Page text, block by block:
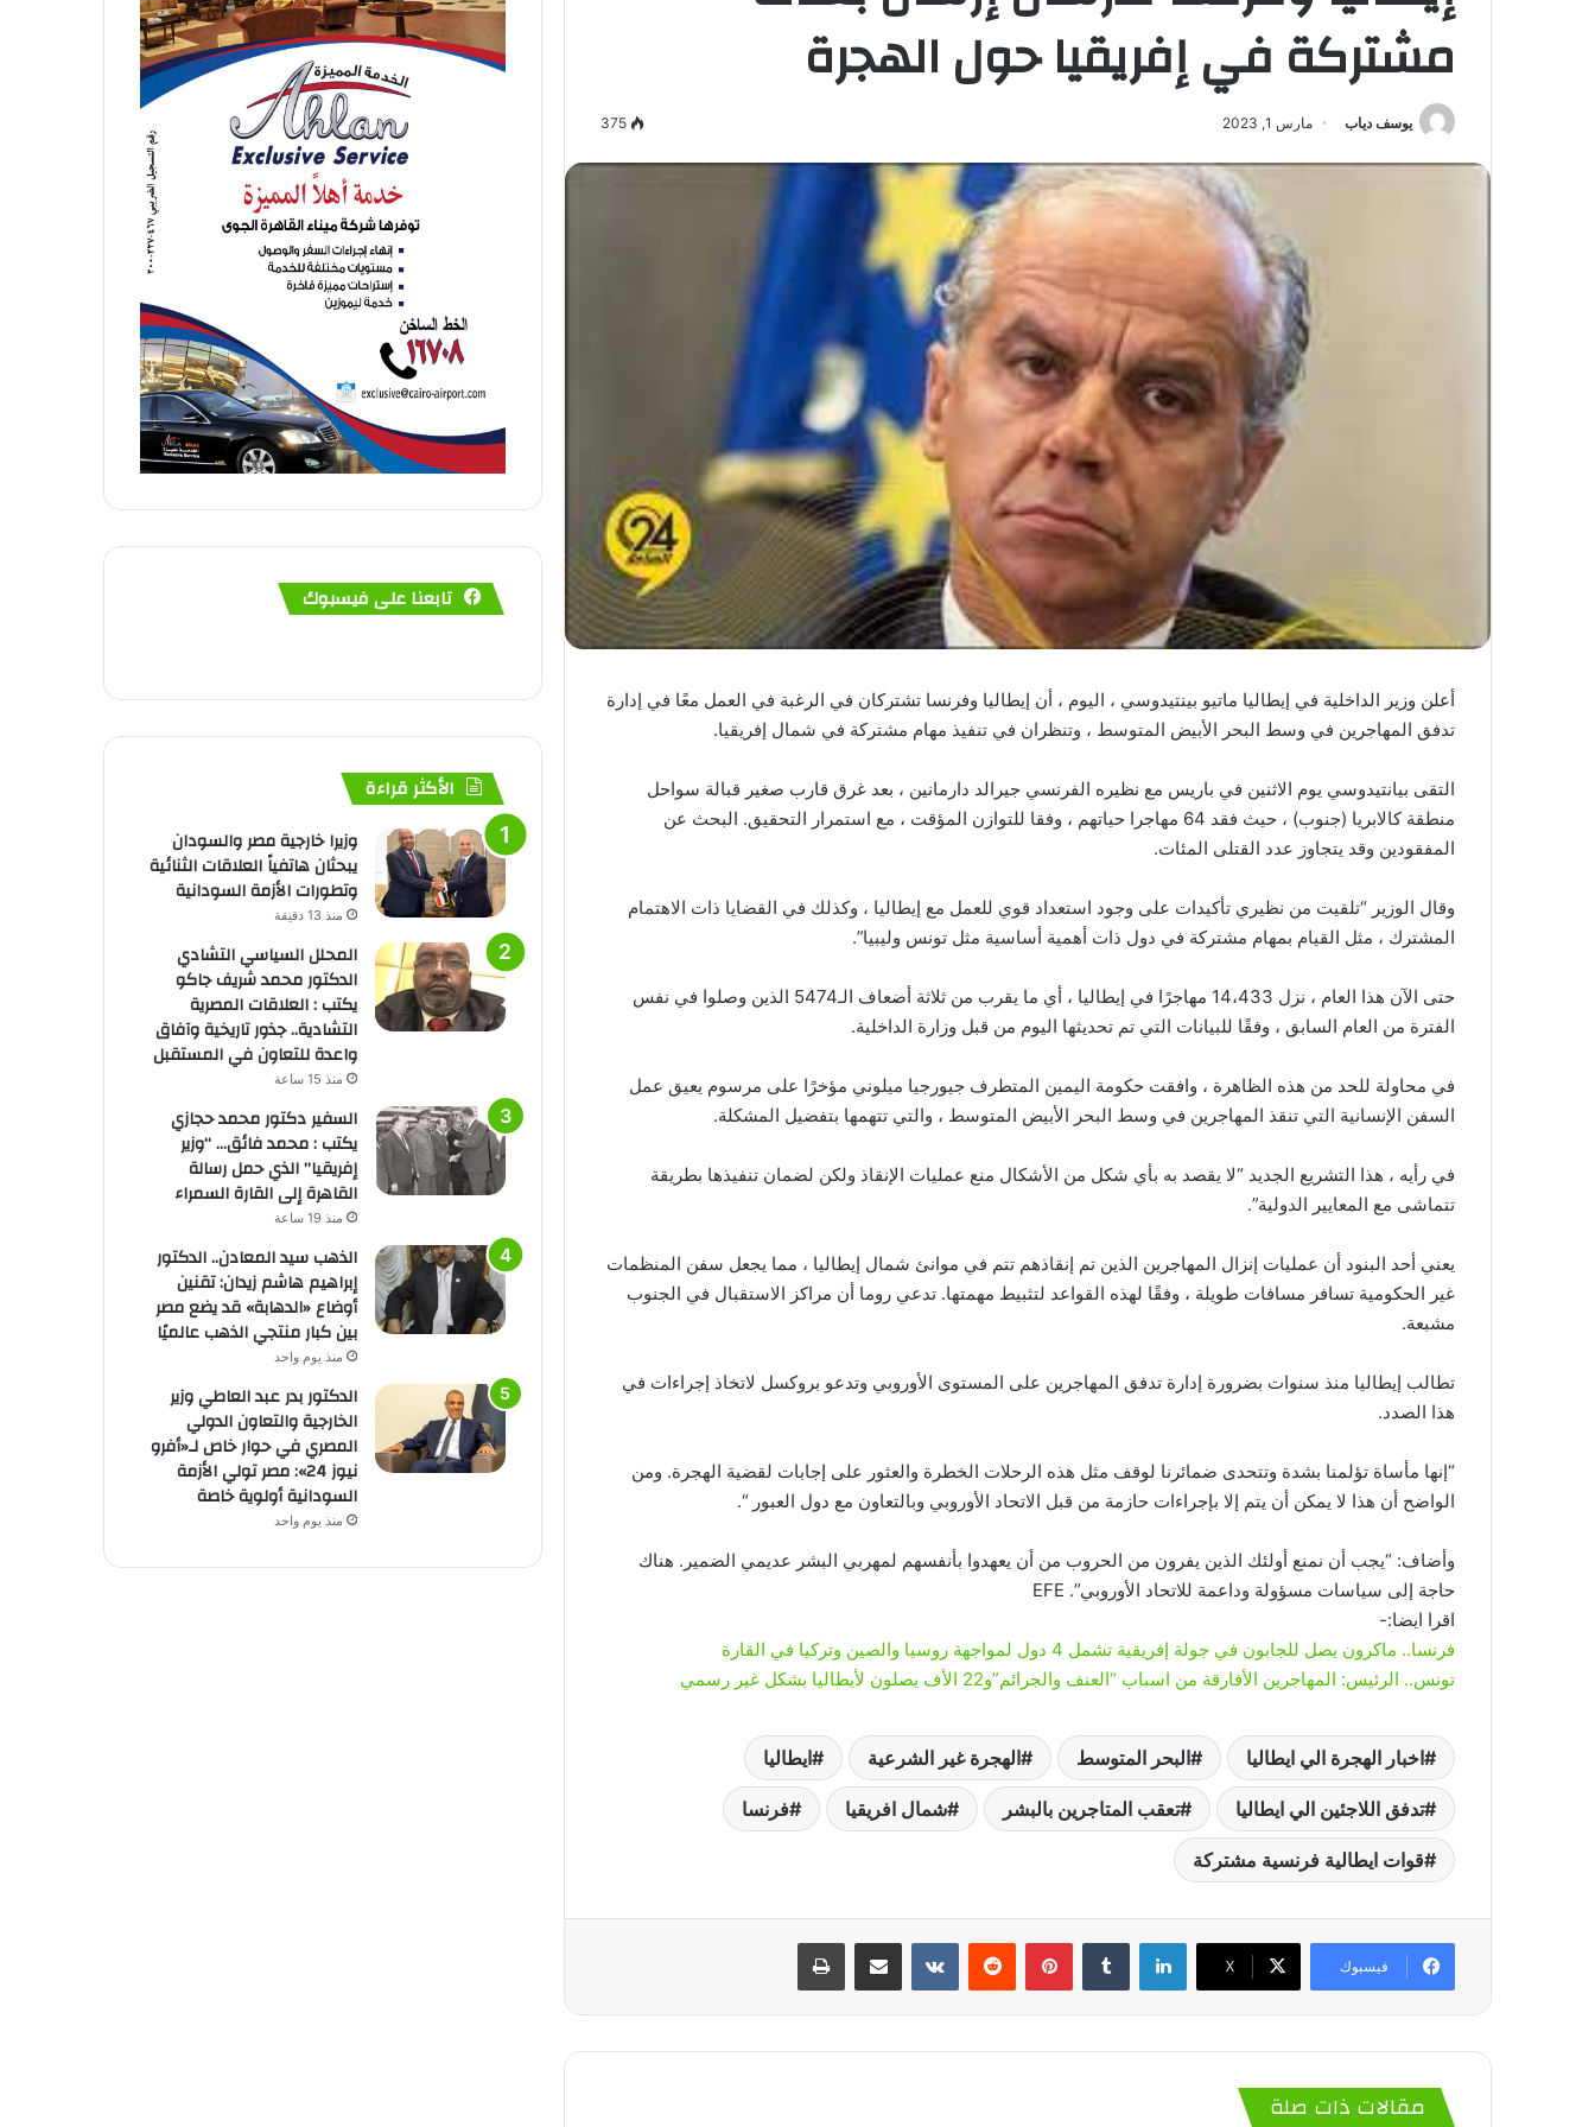
مشتركة في إفريقيا حول الهجرة
يوسف دياب مارس 1, 2023 375
أعلن وزير الداخلية في إيطاليا ماتيو بينتيدوسي ، اليوم ، أن إيطاليا وفرنسا تشتركان في الرغبة في العمل معًا في إدارة
تدفق المهاجرين في وسط البحر الأبيض المتوسط ، وتنظران في تنفيذ مهام مشتركة في شمال إفريقيا.
التقى بيانتيدوسي يوم الاثنين في باريس مع نظيره الفرنسي جيرالد دارمانين ، بعد غرق قارب صغير قبالة سواحل
منطقة كالابريا (جنوب) ، حيث فقد 64 مهاجرا حياتهم ، وفقا للتوازن المؤقت ، مع استمرار التحقيق. البحث عن
المفقودين وقد يتجاوز عدد القتلى المئات.
وقال الوزير “تلقيت من نظيري تأكيدات على وجود استعداد قوي للعمل مع إيطاليا ، وكذلك في القضايا ذات الاهتمام
المشترك ، مثل القيام بمهام مشتركة في دول ذات أهمية أساسية مثل تونس وليبيا”.
حتى الآن هذا العام ، نزل 14،433 مهاجرًا في إيطاليا ، أي ما يقرب من ثلاثة أضعاف الـ5474 الذين وصلوا في نفس
الفترة من العام السابق ، وفقًا للبيانات التي تم تحديثها اليوم من قبل وزارة الداخلية.
في محاولة للحد من هذه الظاهرة ، وافقت حكومة اليمين المتطرف جيورجيا ميلوني مؤخرًا على مرسوم يعيق عمل
السفن الإنسانية التي تنقذ المهاجرين في وسط البحر الأبيض المتوسط ، والتي تتهمها بتفضيل المشكلة.
في رأيه ، هذا التشريع الجديد “لا يقصد به بأي شكل من الأشكال منع عمليات الإنقاذ ولكن لضمان تنفيذها بطريقة
تتماشى مع المعايير الدولية”.
يعني أحد البنود أن عمليات إنزال المهاجرين الذين تم إنقاذهم تتم في موانئ شمال إيطاليا ، مما يجعل سفن المنظمات
غير الحكومية تسافر مسافات طويلة ، وفقًا لهذه القواعد لتثبيط مهمتها. تدعي روما أن مراكز الاستقبال في الجنوب
مشبعة.
تطالب إيطاليا منذ سنوات بضرورة إدارة تدفق المهاجرين على المستوى الأوروبي وتدعو بروكسل لاتخاذ إجراءات في
هذا الصدد.
“إنها مأساة تؤلمنا بشدة وتتحدى ضمائرنا لوقف مثل هذه الرحلات الخطرة والعثور على إجابات لقضية الهجرة. ومن
الواضح أن هذا لا يمكن أن يتم إلا بإجراءات حازمة من قبل الاتحاد الأوروبي وبالتعاون مع دول العبور “.
وأضاف: “يجب أن نمنع أولئك الذين يفرون من الحروب من أن يعهدوا بأنفسهم لمهربي البشر عديمي الضمير. هناك
حاجة إلى سياسات مسؤولة وداعمة للاتحاد الأوروبي”. EFE
اقرا ايضا:-
فرنسا.. ماكرون يصل للجابون في جولة إفريقية تشمل 4 دول لمواجهة روسيا والصين وتركيا في القارة
تونس.. الرئيس: المهاجرين الأفارقة من اسباب “العنف والجرائم”و22 الأف يصلون لأيطاليا بشكل غير رسمي
اخبار الهجرة الي ايطاليا البحر المتوسط الهجرة غير الشرعية ايطاليا
تدفق اللاجئين الي ايطاليا تعقب المتاجرين بالبشر شمال افريقيا فرنسا
قوات ايطالية فرنسية مشتركة
فيسبوك ‫X
لينكدإن بينتيريست
مقالات ذات صلة
تابعنا على فيسبوك
الأكثر قراءة
وزيرا خارجية مصر والسودان
يبحثان هاتفياً العلاقات الثنائية
وتطورات الأزمة السودانية
منذ 13 دقيقة
المحلل السياسي التشادي
الدكتور محمد شريف جاكو
يكتب : العلاقات المصرية
التشادية.. جذور تاريخية وآفاق
واعدة للتعاون في المستقبل
منذ 15 ساعة
السفير دكتور محمد حجازي
يكتب : محمد فائق… “وزير
إفريقيا” الذي حمل رسالة
القاهرة إلى القارة السمراء
منذ 19 ساعة
الذهب سيد المعادن.. الدكتور
إبراهيم هاشم زيدان: تقنين
أوضاع «الدهابة» قد يضع مصر
بين كبار منتجي الذهب عالميًا
منذ يوم واحد
الدكتور بدر عبد العاطي وزير
الخارجية والتعاون الدولي
المصري في حوار خاص لـ«أفرو
نيوز 24»: مصر تولي الأزمة
السودانية أولوية خاصة
منذ يوم واحد